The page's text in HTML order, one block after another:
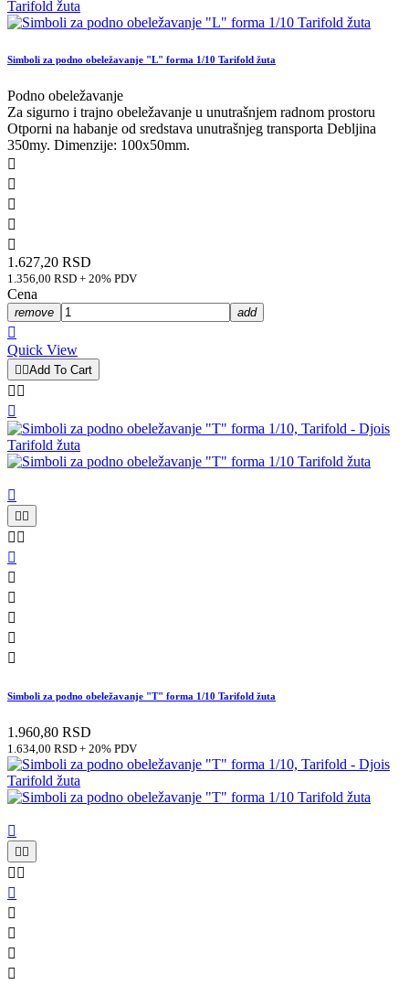
Simboli za podno obeležavanje "L" forma 1/10 Tarifold žuta
Podno obeležavanje
Za sigurno i trajno obeležavanje u unutrašnjem radnom prostoru
Otporni na habanje od sredstava unutrašnjeg transporta Debljina
350my. Dimenzije: 100x50mm.





1.627,20 RSD
1.356,00 RSD + 20% PDV
Cena
remove add

Quick View
 Add To Cart
 


 
 






Simboli za podno obeležavanje "T" forma 1/10 Tarifold žuta
1.960,80 RSD
1.634,00 RSD + 20% PDV

 
 




